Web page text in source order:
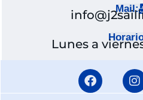
Mail:
Lunes a